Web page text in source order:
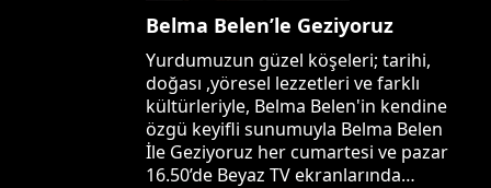
Belma Belen’le Geziyoruz
Yurdumuzun güzel köşeleri; tarihi,
doğası ,yöresel lezzetleri ve farklı
kültürleriyle, Belma Belen'in kendine
özgü keyifli sunumuyla Belma Belen
İle Geziyoruz her cumartesi ve pazar
16.50’de Beyaz TV ekranlarında…